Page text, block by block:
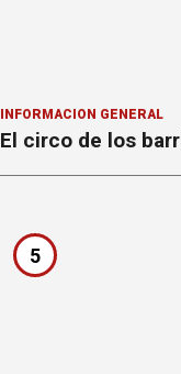
INFORMACION GENERAL
El circo de los
5